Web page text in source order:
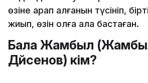
өзіне қарап қалғанын түсініп,
жиып, өзін қолға ала бастаған.
Бала Жамбыл
Дүйсенов) кім?